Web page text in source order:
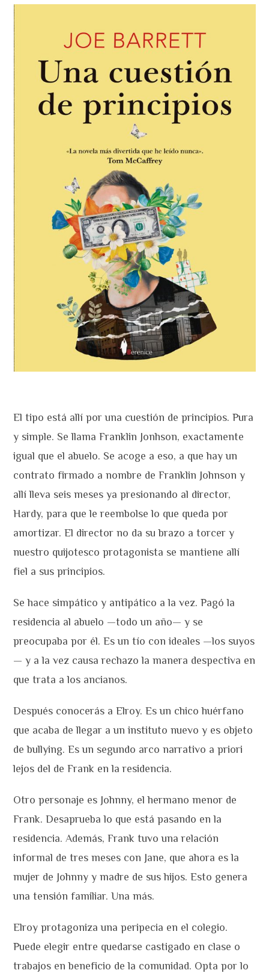
El tipo está allí por una cuestión de principios. Pura
y simple. Se llama Franklin Jonhson, exactamente
igual que el abuelo. Se acoge a eso, a que hay un
contrato firmado a nombre de Franklin Johnson y
allí lleva seis meses ya presionando al director,
Hardy, para que le reembolse lo que queda por
amortizar. El director no da su brazo a torcer y
nuestro quijotesco protagonista se mantiene allí
fiel a sus principios.
Se hace simpático y antipático a la vez. Pagó la
residencia al abuelo —todo un año— y se
preocupaba por él. Es un tío con ideales —los suyos
— y a la vez causa rechazo la manera despectiva en
que trata a los ancianos.
Después conocerás a Elroy. Es un chico huérfano
que acaba de llegar a un instituto nuevo y es objeto
de bullying. Es un segundo arco narrativo a priori
lejos del de Frank en la residencia.
Otro personaje es Johnny, el hermano menor de
Frank. Desaprueba lo que está pasando en la
residencia. Además, Frank tuvo una relación
informal de tres meses con Jane, que ahora es la
mujer de Johnny y madre de sus hijos. Esto genera
una tensión familiar. Una más.
Elroy protagoniza una peripecia en el colegio.
Puede elegir entre quedarse castigado en clase o
trabajos en beneficio de la comunidad. Opta por lo